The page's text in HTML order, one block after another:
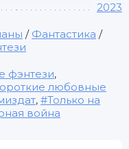
2023
/ Фантастика /
фэнтези,
любовные
,
Только на
война